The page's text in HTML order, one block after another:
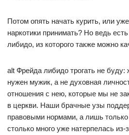
Потом опять начать курить, или
наркотики принимать? Но ведь
либидо, из которого также можно
alt Фрейда либидо трогать не буду:
нужен мужик, а не духовная
отношения с нею, которые мы не
в церкви. Наши брачные узы
правовыми нормами, а лишь
столько много уже натерпелась из-